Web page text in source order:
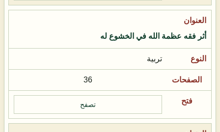
أثر فقه عظمة الله في الخشوع له
تربية
36
تصفح